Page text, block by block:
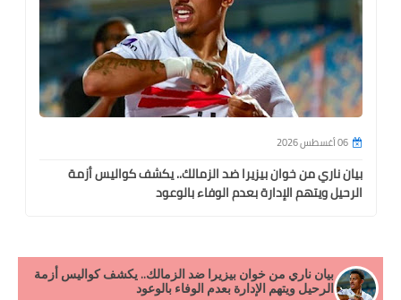
06 أغسطس 2026
بيان ناري من خوان بيزيرا ضد الزمالك.. يكشف كواليس أزمة
الرحيل ويتهم الإدارة بعدم الوفاء بالوعود
بيان ناري من خوان بيزيرا ضد الزمالك.. يكشف كواليس أزمة
الرحيل ويتهم الإدارة بعدم الوفاء بالوعود